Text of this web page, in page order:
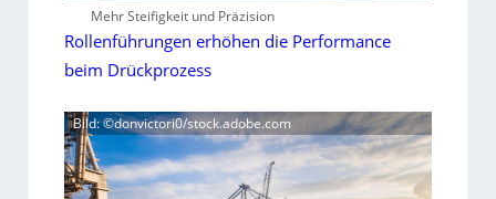
Mehr Steifigkeit und Präzision
Rollenführungen erhöhen die Performance
beim Drückprozess
Bild: ©donvictori0/stock.adobe.com